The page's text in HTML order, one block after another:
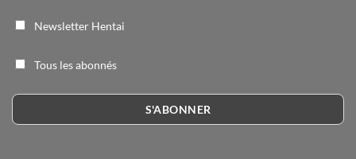
Newsletter Hentai
Tous les abonnés